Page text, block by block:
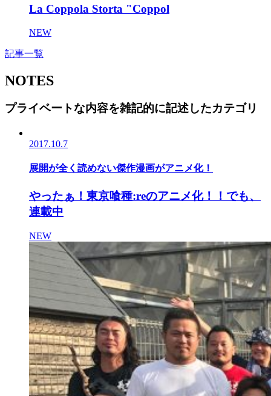
La Coppola Storta "Coppol
NEW
記事一覧
NOTES
プライベートな内容を雑記的に記述したカテゴリ
2017.10.7
展開が全く読めない傑作漫画がアニメ化！
やったぁ！東京喰種:reのアニメ化！！でも、
連載中
NEW